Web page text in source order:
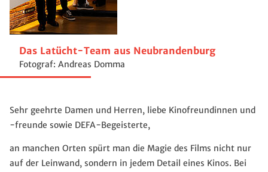
Das Latücht-Team aus Neubrandenburg
Fotograf: Andreas Domma
Sehr geehrte Damen und Herren, liebe Kinofreundinnen und
-freunde sowie DEFA-Begeisterte,
an manchen Orten spürt man die Magie des Films nicht nur
auf der Leinwand, sondern in jedem Detail eines Kinos. Bei